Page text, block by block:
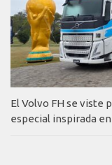
El Volvo FH se viste
especial inspirada